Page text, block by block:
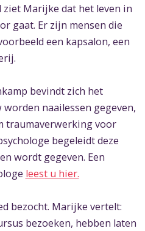
ziet Marijke dat het leven in
gaat. Er zijn mensen die
een kapsalon, een
bevindt zich het
naailessen gegeven,
traumaverwerking voor
begeleidt deze
wordt gegeven. Een
leest u hier.
bezocht. Marijke vertelt:
bezoeken, hebben laten